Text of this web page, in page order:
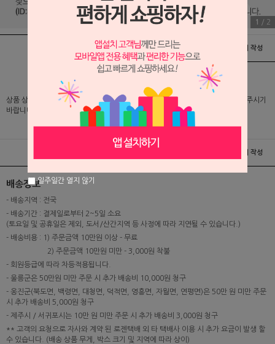
1 / 2
배송 및 교환/반품안내 상품후기 및 평가서 작성
상품 상세 설명 및 실제 구매 가격은 로그인 후 확인 가능하오니 반드시 로그인해 주시기
바랍니다.
상품후기 및 평가서 작성
배송정보
- 배송지역 : 전국
- 배송기간 : 결제일로부터 2~5일 소요
(토요일 및 공휴일은 제외, 도서/산간지역 등 사정에 따라 지연될 수 있습니다.)
- 배송비용 : 1) 주문금액 10만원 이상 - 무료
2) 주문금액 10만원 미만 - 3,000원 착불
- 회원등급에 따라 차등적용됩니다.
- 울릉군은 50만원 미만 주문 시 추가 배송비 10,000원 청구
- 옹진군(북도면, 백령면, 대청면, 덕적면, 영흥면, 자월면, 연평면)은 50만 원 미만 주문
시 추가 배송비 5,000원 청구
- 제주시 / 서귀포시는 10만 원 미만 주문 시 추가 배송비 3,000원 청구
** 고객의 요청으로 자사와 계약 된 로젠택배 외 타 택배사 이용 시 추가 요금이 발생 할
수 있습니다. (배송 상품 무게, 박스 크기 및 지역에 따라 상이)
일주일간 열지 않기